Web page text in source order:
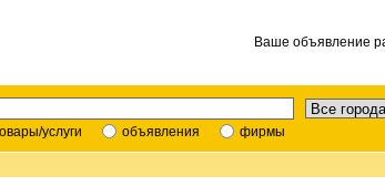
Ваше объявление
услуги объявления фирмы